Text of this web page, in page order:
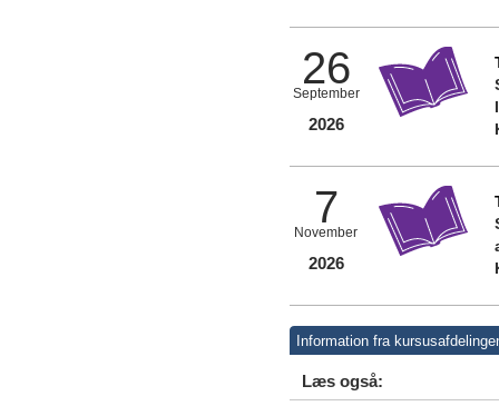
26
September
2026
7
November
2026
Information fra
Læs også: